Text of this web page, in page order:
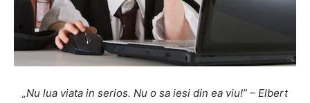
„Nu lua viata in serios. Nu o sa iesi din ea viu!” – Elbert